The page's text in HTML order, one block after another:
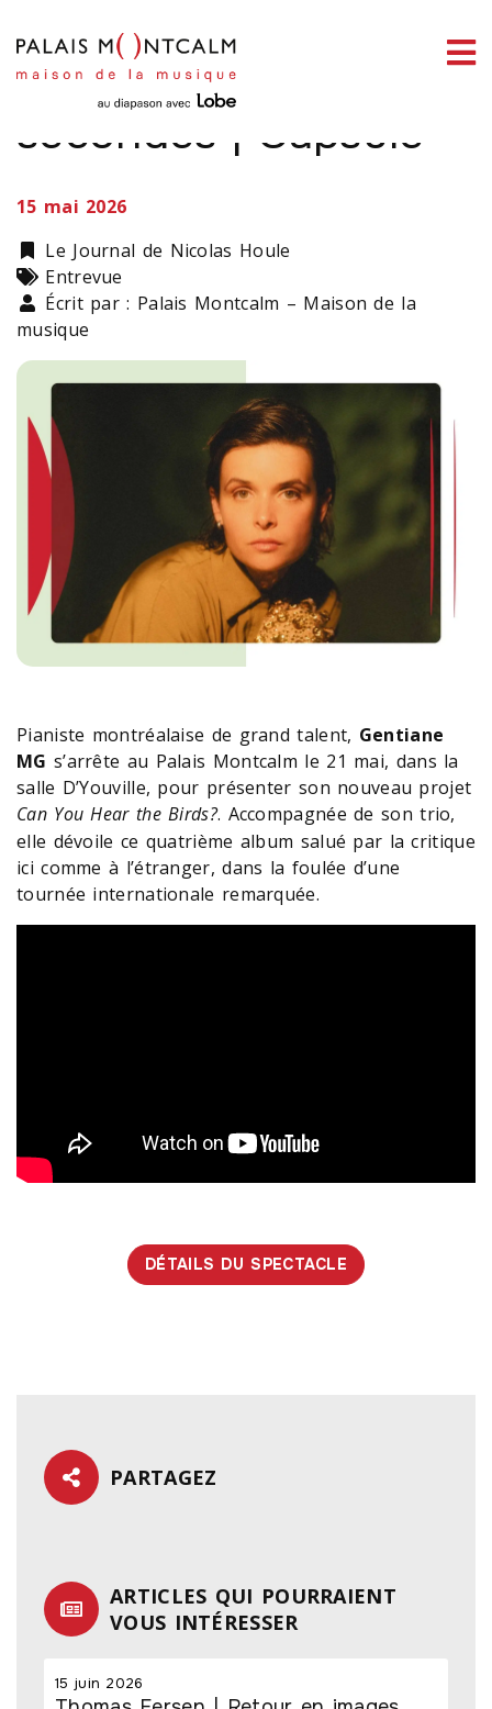
Gentiane MG en 60
secondes | Capsule
15 mai 2026
Catégorie
Le Journal de Nicolas Houle
Types
Entrevue
Écrit par : Palais Montcalm – Maison de la
musique
Pianiste montréalaise de grand talent, Gentiane
MG s’arrête au Palais Montcalm le 21 mai, dans la
salle D’Youville, pour présenter son nouveau projet
Can You Hear the Birds?. Accompagnée de son trio,
elle dévoile ce quatrième album salué par la critique
ici comme à l’étranger, dans la foulée d’une
tournée internationale remarquée.
DÉTAILS DU SPECTACLE
PARTAGEZ
ARTICLES QUI POURRAIENT
VOUS INTÉRESSER
15 juin 2026